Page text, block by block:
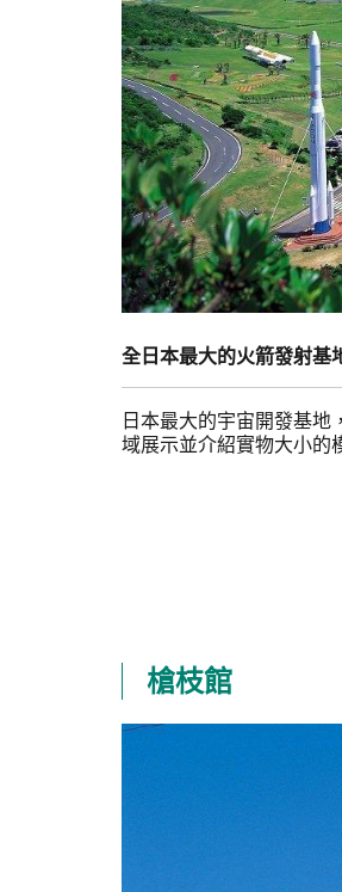
全日本最大的火箭發射基
日本最大的宇宙開發基
域展示並介紹實物大小的
槍枝館